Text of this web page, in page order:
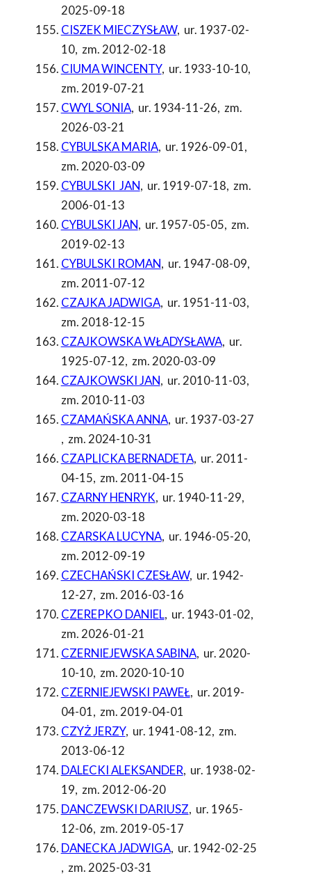
2025-09-18
CISZEK MIECZYSŁAW, ur. 1937-02-
10, zm. 2012-02-18
CIUMA WINCENTY, ur. 1933-10-10,
zm. 2019-07-21
CWYL SONIA, ur. 1934-11-26, zm.
2026-03-21
CYBULSKA MARIA, ur. 1926-09-01,
zm. 2020-03-09
CYBULSKI JAN, ur. 1919-07-18, zm.
2006-01-13
CYBULSKI JAN, ur. 1957-05-05, zm.
2019-02-13
CYBULSKI ROMAN, ur. 1947-08-09,
zm. 2011-07-12
CZAJKA JADWIGA, ur. 1951-11-03,
zm. 2018-12-15
CZAJKOWSKA WŁADYSŁAWA, ur.
1925-07-12, zm. 2020-03-09
CZAJKOWSKI JAN, ur. 2010-11-03,
zm. 2010-11-03
CZAMAŃSKA ANNA, ur. 1937-03-27
, zm. 2024-10-31
CZAPLICKA BERNADETA, ur. 2011-
04-15, zm. 2011-04-15
CZARNY HENRYK, ur. 1940-11-29,
zm. 2020-03-18
CZARSKA LUCYNA, ur. 1946-05-20,
zm. 2012-09-19
CZECHAŃSKI CZESŁAW, ur. 1942-
12-27, zm. 2016-03-16
CZEREPKO DANIEL, ur. 1943-01-02,
zm. 2026-01-21
CZERNIEJEWSKA SABINA, ur. 2020-
10-10, zm. 2020-10-10
CZERNIEJEWSKI PAWEŁ, ur. 2019-
04-01, zm. 2019-04-01
CZYŻ JERZY, ur. 1941-08-12, zm.
2013-06-12
DALECKI ALEKSANDER, ur. 1938-02-
19, zm. 2012-06-20
DANCZEWSKI DARIUSZ, ur. 1965-
12-06, zm. 2019-05-17
DANECKA JADWIGA, ur. 1942-02-25
, zm. 2025-03-31